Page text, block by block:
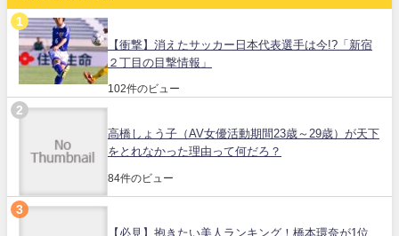
【衝撃】消えたサッカー日本代表選手は今!?「新宿
２丁目の目撃情報」
102件のビュー
高橋しょう子（AV女優活動期間23歳～29歳）が天下
をとれなかった理由って何だろ？
84件のビュー
【必見】抱きたい美人ランキング！橋本環奈が1位、